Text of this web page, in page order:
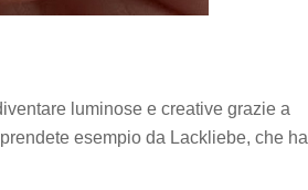
luminose e creative grazie a
esempio da Lackliebe, che ha